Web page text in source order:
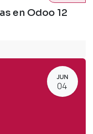
en Odoo 12
JUN
04